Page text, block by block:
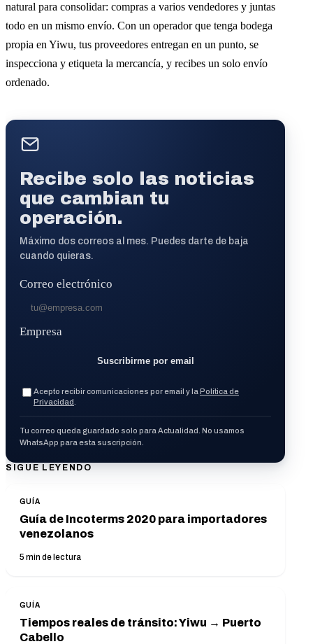
natural para consolidar: compras a varios vendedores y juntas
todo en un mismo envío. Con un operador que tenga bodega
propia en Yiwu, tus proveedores entregan en un punto, se
inspecciona y etiqueta la mercancía, y recibes un solo envío
ordenado.
Recibe solo las noticias
que cambian tu
operación.
Máximo dos correos al mes. Puedes darte de baja
cuando quieras.
Correo electrónico
Empresa
Suscribirme por email
Acepto recibir comunicaciones por email y la Política de
Privacidad
Tu correo queda guardado solo para Actualidad. No usamos
WhatsApp para esta suscripción.
SIGUE LEYENDO
GUÍA
Guía de Incoterms 2020 para importadores
venezolanos
5 min de lectura
GUÍA
Tiempos reales de tránsito: Yiwu → Puerto
Cabello